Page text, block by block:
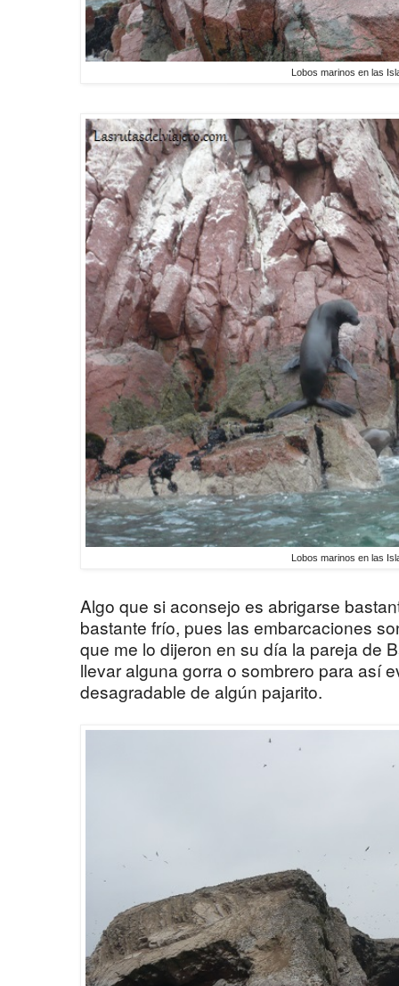
Lobos marinos en las
Lobos marinos en las
Algo que si aconsejo es abrigarse
bastante frío, pues las embarcaciones
que me lo dijeron en su día la pareja de
llevar alguna gorra o sombrero para así
desagradable de algún pajarito.